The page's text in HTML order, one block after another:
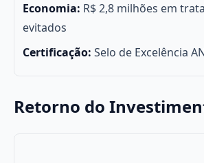
Economia: R$ 2,8 milhões em
evitados
Certificação: Selo de Excelência
Retorno do